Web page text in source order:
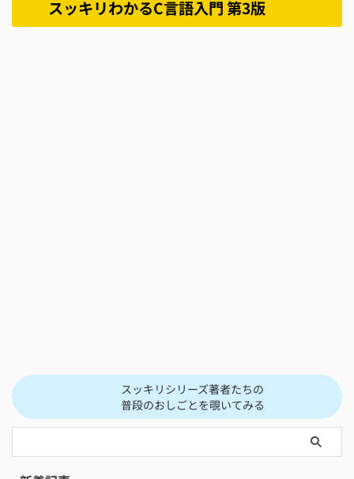
スッキリわかるC言語入門 第3版
スッキリシリーズ著者たちの
普段のおしごとを覗いてみる